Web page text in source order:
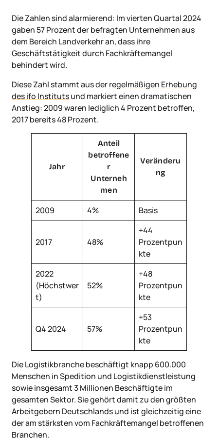
Die Zahlen sind alarmierend: Im vierten Quartal 2024
gaben 57 Prozent der befragten Unternehmen aus
dem Bereich Landverkehr an, dass ihre
Geschäftstätigkeit durch Fachkräftemangel
behindert wird.
Diese Zahl stammt aus derregelmäßigen Erhebung
des ifo Institutsund markiert einen dramatischen
Anstieg: 2009 waren lediglich 4 Prozent betroffen,
2017 bereits 48 Prozent.
Jahr
Anteil
betroffene
r
Unterneh
men
Veränderu
ng
2009 4% Basis
2017 48%
+44
Prozentpun
kte
2022
(Höchstwer
t)
52%
+48
Prozentpun
kte
Q4 2024 57%
+53
Prozentpun
kte
Die Logistikbranche beschäftigt knapp 600.000
Menschen in Spedition und Logistikdienstleistung
sowie insgesamt 3 Millionen Beschäftigte im
gesamten Sektor. Sie gehört damit zu den größten
Arbeitgebern Deutschlands und ist gleichzeitig eine
der am stärksten vom Fachkräftemangel betroffenen
Branchen.